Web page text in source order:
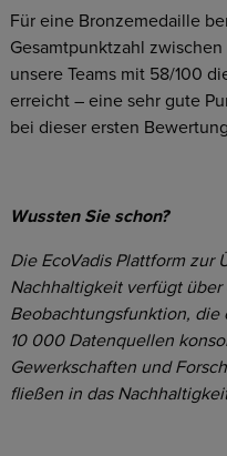
Für eine Bronzemedaille
Gesamtpunktzahl
unsere Teams mit 58/100
erreicht – eine sehr gute
bei dieser ersten
Wussten Sie schon?
Die EcoVadis Plattform zur
Nachhaltigkeit verfügt über
Beobachtungsfunktion, die
10 000 Datenquellen
Gewerkschaften und
fließen in das